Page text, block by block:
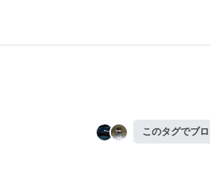
このタグでブ